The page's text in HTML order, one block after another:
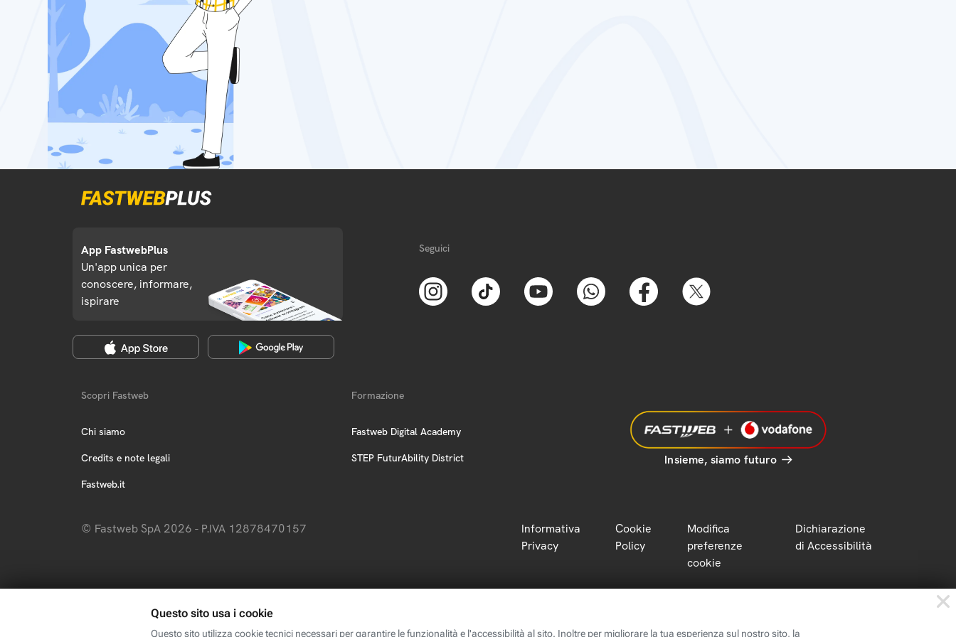
App FastwebPlus
Un'app unica per
conoscere, informare,
ispirare
Seguici
Scopri Fastweb
Chi siamo
Credits e note legali
Fastweb.it
Formazione
Fastweb Digital Academy
STEP FuturAbility District Insieme, siamo futuro
© Fastweb SpA 2026 - P.IVA 12878470157
Informativa
Privacy
Cookie
Policy
Modifica
preferenze
cookie
Dichiarazione
di Accessibilità